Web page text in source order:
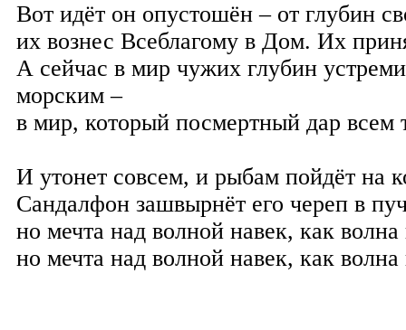
Вот идёт он опустошён – от глубин
их вознес Всеблагому в Дом. Их
А сейчас в мир чужих глубин
морским –
в мир, который посмертный дар всем
И утонет совсем, и рыбам пойдёт на
Сандалфон зашвырнёт его череп в
но мечта над волной навек, как
но мечта над волной навек, как